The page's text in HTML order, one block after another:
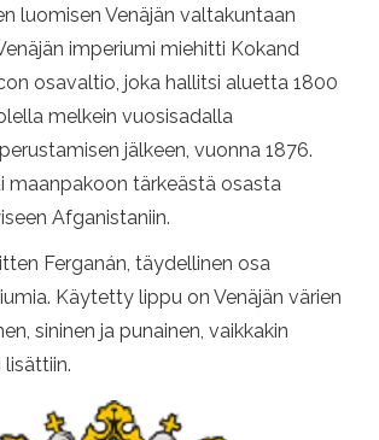
luomisen Venäjän valtakuntaan
imperiumi miehitti Kokand
osavaltio, joka hallitsi aluetta 1800
melkein vuosisadalla
jälkeen, vuonna 1876.
maanpakoon tärkeästä osasta
Afganistaniin.
Ferganán, täydellinen osa
Käytetty lippu on Venäjän värien
sininen ja punainen, vaikkakin